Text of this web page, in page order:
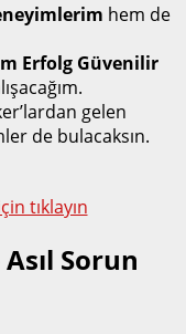
hem de
Erfolg Güvenilir
gelen
de bulacaksın.
Sorun